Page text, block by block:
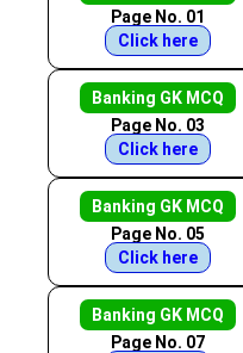
Page No. 01
Click here
Banking GK MCQ
Page No. 03
Click here
Banking GK MCQ
Page No. 05
Click here
Banking GK MCQ
Page No. 07